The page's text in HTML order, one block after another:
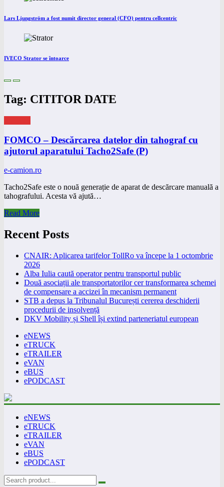
Lars Ljungström a fost numit director general (CFO) pentru cellcentric
IVECO Strator se întoarce
Tag: CITITOR DATE
FOMCO – Descărcarea datelor din tahograf cu
ajutorul aparatului Tacho2Safe (P)
e-camion.ro
Tacho2Safe este o nouă generație de aparat de descărcare manuală a
tahografului. Acesta vă ajută…
Read More
Recent Posts
CNAIR: Aplicarea tarifelor TollRo va începe la 1 octombrie
2026
Alba Iulia caută operator pentru transportul public
Două asociații ale transportatorilor cer transformarea schemei
de compensare a accizei în mecanism permanent
STB a depus la Tribunalul București cererea deschiderii
procedurii de insolvență
DKV Mobility și Shell își extind parteneriatul european
eNEWS
eTRUCK
eTRAILER
eVAN
eBUS
ePODCAST
eNEWS
eTRUCK
eTRAILER
eVAN
eBUS
ePODCAST